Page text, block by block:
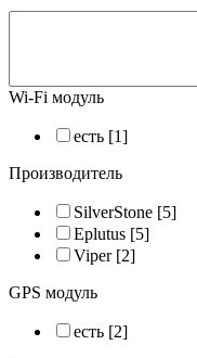
Wi-Fi модуль
есть [1]
Производитель
SilverStone [5]
Eplutus [5]
Viper[2]
GPS модуль
есть [2]